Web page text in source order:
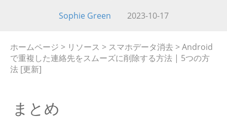
Sophie Green 2023-10-17
ホームページ > リソース > スマホデータ消去 > Android
で重複した連絡先をスムーズに削除する方法 | 5つの方
法 [更新]
まとめ